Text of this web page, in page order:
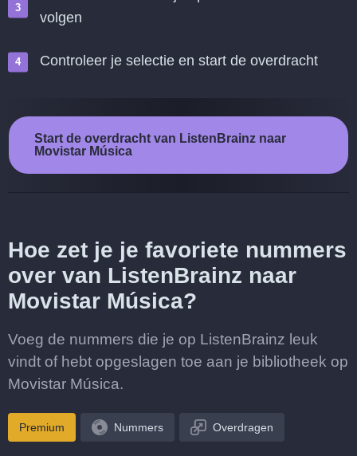
volgen
Controleer je selectie en start de overdracht
Start de overdracht van ListenBrainz naar
Movistar Música
Hoe zet je je favoriete nummers
over van ListenBrainz naar
Movistar Música?
Voeg de nummers die je op ListenBrainz leuk
vindt of hebt opgeslagen toe aan je bibliotheek op
Movistar Música.
Premium Nummers Overdragen